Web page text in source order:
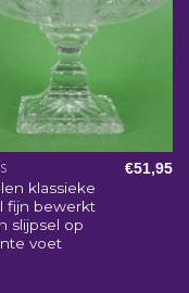
klassieke
fijn bewerkt
slijpsel op
voet
€51,95